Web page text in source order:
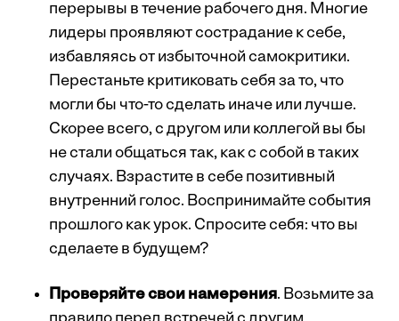
перерывы в течение рабочего дня. Многие
лидеры проявляют сострадание к себе,
избавляясь от избыточной самокритики.
Перестаньте критиковать себя за то, что
могли бы что-то сделать иначе или лучше.
Скорее всего, с другом или коллегой вы бы
не стали общаться так, как с собой в таких
случаях. Взрастите в себе позитивный
внутренний голос. Воспринимайте события
прошлого как урок. Спросите себя: что вы
сделаете в будущем?
Проверяйте свои намерения. Возьмите за